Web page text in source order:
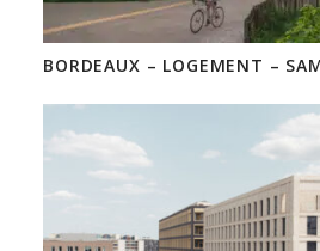
BORDEAUX – LOGEMENT –